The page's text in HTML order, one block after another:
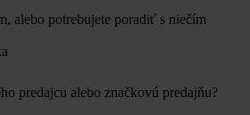
alebo potrebujete poradiť s niečím
predajcu alebo značkovú predajňu?